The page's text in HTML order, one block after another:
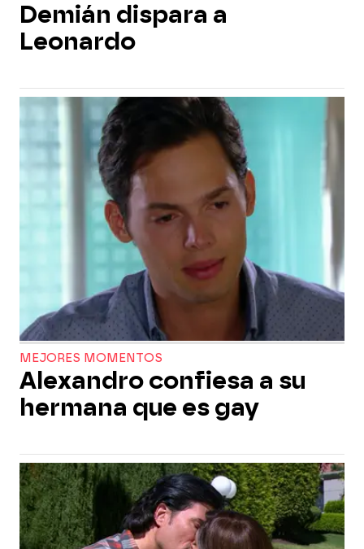
Demián dispara a
Leonardo
MEJORES MOMENTOS
Alexandro confiesa a su
hermana que es gay